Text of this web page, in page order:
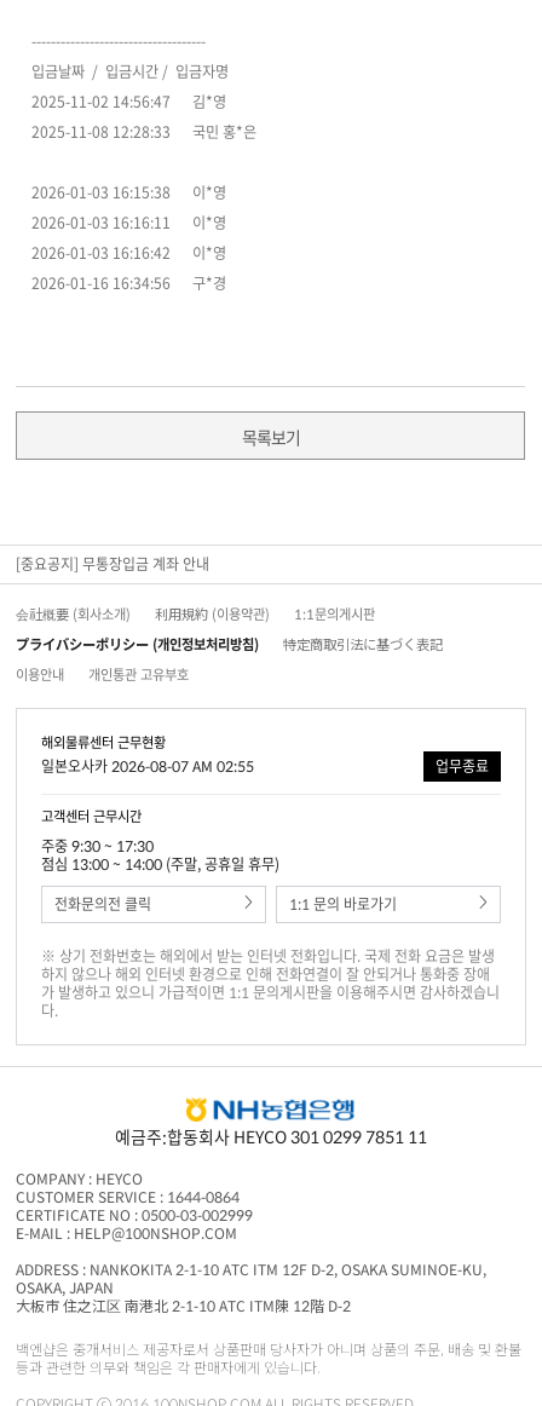
------------------------------------
입금날짜 / 입금시간 / 입금자명
2025-11-02 14:56:47 김*영
2025-11-08 12:28:33 국민 홍*은
2026-01-03 16:15:38 이*영
2026-01-03 16:16:11 이*영
2026-01-03 16:16:42 이*영
2026-01-16 16:34:56 구*경
목록보기
[중요공지] 무통장입금 계좌 안내
会社概要 (회사소개) 利用規約 (이용약관)
1:1문의게시판
プライバシーポリシー (개인정보처리방침)
特定商取引法に基づく表記
이용안내
개인통관 고유부호
해외물류센터 근무현황
일본오사카 2026-08-07 AM 02:55 업무종료
고객센터 근무시간
주중 9:30 ~ 17:30
점심 13:00 ~ 14:00 (주말, 공휴일 휴무)
전화문의전 클릭
1:1 문의 바로가기
※ 상기 전화번호는 해외에서 받는 인터넷 전화입니다. 국제 전화 요금은 발생
하지 않으나 해외 인터넷 환경으로 인해 전화연결이 잘 안되거나 통화중 장애
가 발생하고 있으니 가급적이면 1:1 문의게시판을 이용해주시면 감사하겠습니
다.
예금주:합동회사 HEYCO 301 0299 7851 11
COMPANY : HEYCO
CUSTOMER SERVICE : 1644-0864
CERTIFICATE NO : 0500-03-002999
E-MAIL : HELP@100NSHOP.COM
ADDRESS : NANKOKITA 2-1-10 ATC ITM 12F D-2, OSAKA SUMINOE-KU,
OSAKA, JAPAN
大板市 住之江区 南港北 2-1-10 ATC ITM陳 12階 D-2
백엔샵은 중개서비스 제공자로서 상품판매 당사자가 아니며 상품의 주문, 배송 및 환불
등과 관련한 의무와 책임은 각 판매자에게 있습니다.